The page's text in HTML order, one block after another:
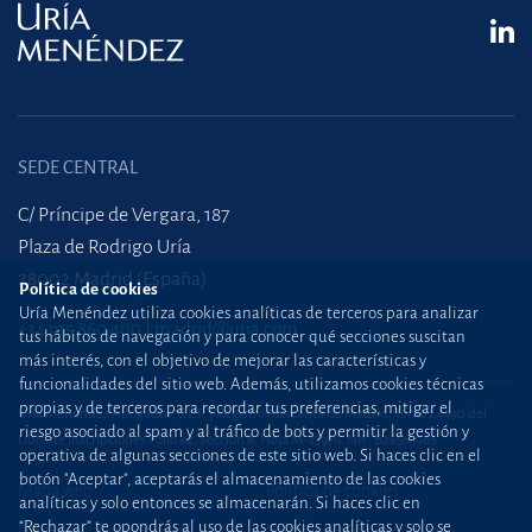
SEDE CENTRAL
C/ Príncipe de Vergara, 187
Plaza de Rodrigo Uría
28002 Madrid (España)
+34 915 860 400 madrid@uria.com
Uría Menéndez Abogados, S.L.P. | Registro Mercantil de Madrid, Tomo 24490 del
Libro de Inscripciones Folio 42, Sección 8, Hoja M-43976. NIF: B28563963
Mapa web Política de cookies
Política de cookies
Uría Menéndez utiliza cookies analíticas de terceros para analizar
tus hábitos de navegación y para conocer qué secciones suscitan
más interés, con el objetivo de mejorar las características y
funcionalidades del sitio web. Además, utilizamos cookies técnicas
propias y de terceros para recordar tus preferencias, mitigar el
riesgo asociado al spam y al tráfico de bots y permitir la gestión y
operativa de algunas secciones de este sitio web. Si haces clic en el
botón "Aceptar", aceptarás el almacenamiento de las cookies
analíticas y solo entonces se almacenarán. Si haces clic en
“Rechazar” te opondrás al uso de las cookies analíticas y solo se